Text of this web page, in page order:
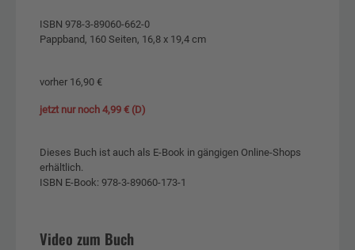
ISBN 978-3-89060-662-0
Pappband, 160 Seiten, 16,8 x 19,4 cm
vorher 16,90 €
jetzt nur noch 4,99 € (D)
Dieses Buch ist auch als E-Book in gängigen Online-Shops
erhältlich.
ISBN E-Book: 978-3-89060-173-1
Video zum Buch